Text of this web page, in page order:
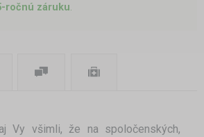
ročnú záruku.
Vy všimli, že na spoločenských,